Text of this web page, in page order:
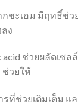
ชะเอม มีฤทธิ์ช่ว
ง
acid ช่วยผลัดเซล
วยให้
ที่ช่วยเติมเต็ม แล